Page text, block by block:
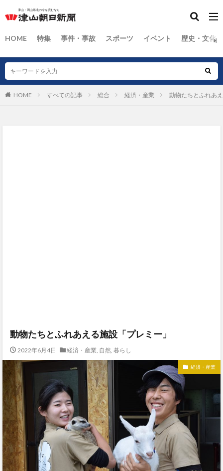
HOME 特集 事件・事故 スポーツ イベント 歴史・文化
HOME すべての記事 総合 経済・産業 動物たちとふれあ
動物たちとふれあえる施設「プレミー」
2022年6月4日 経済・産業, 自然, 暮らし
経済・産業